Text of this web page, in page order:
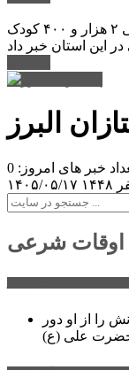
مدیر کل بهزیستی استان البرز از شناسایی ۲ هزار و ۴۰۰ کودک
البرز
خبر های امروز: 0
۱۴۰۵/۰۵/۱۷
اوقات شرعی
را از او دور
علی (ع)